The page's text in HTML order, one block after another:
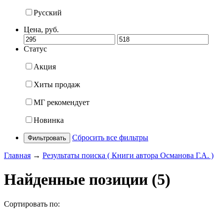
Русский
Цена, руб.
Статус
Акция
Хиты продаж
МГ рекомендует
Новинка
Фильтровать Сбросить все фильтры
Главная → Результаты поиска ( Книги автора Османова Г.А. )
Найденные позиции (5)
Сортировать по: